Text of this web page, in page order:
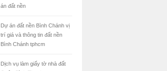
án đất nền
Dự án đất nền Bình Chánh vị
trí giá và thông tin đất nền
Bình Chánh tphcm
Dịch vụ làm giấy tờ nhà đất